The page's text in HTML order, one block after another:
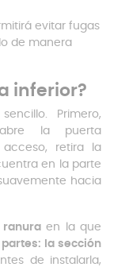
evitar fugas
de manera
inferior?
Primero,
la puerta
retira la
en la parte
hacia
en la que
la sección
de instalarla,